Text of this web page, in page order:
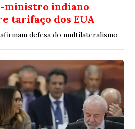
ministro indiano
tarifaço dos EUA
defesa do multilateralismo